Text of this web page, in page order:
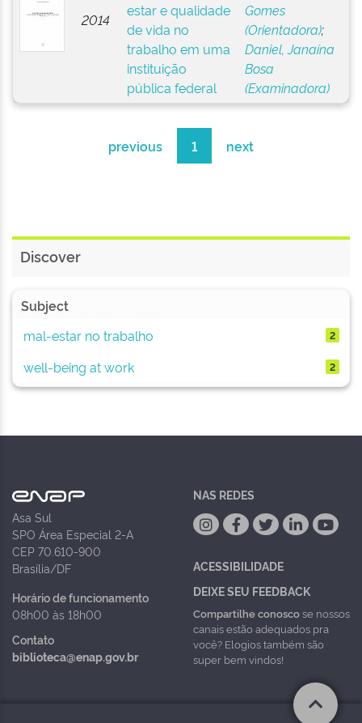
2014
estar e qualidade
de vida no
trabalho em uma
instituição
pública federal
Gomes
(Orientadora);
Daniel, Janaína
Bosa
(Examinadora)
previous 1 next
Discover
Subject
mal-estar no trabalho
2
well-being at work 2
Asa Sul
SPO Área Especial 2-A
CEP 70.610-900
Brasília/DF
Horário de funcionamento
08h00 às 18h00
Contato
biblioteca@enap.gov.br
NAS REDES
ACESSIBILIDADE
DEIXE SEU FEEDBACK
Compartilhe conoscose nossos
canais estão adequados pra
você? Elogios também são
super bem vindos!